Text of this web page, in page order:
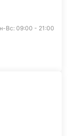
Вс: 09:00 - 21:00